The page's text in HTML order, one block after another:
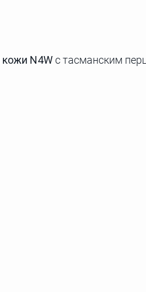
N4Wс тасманским